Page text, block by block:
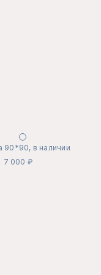
90*90, в наличии
7 000 ₽